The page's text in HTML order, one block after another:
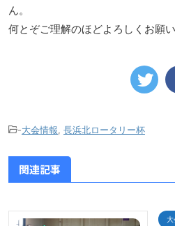
ん。
何とぞご理解のほどよろしくお願い
-大会情報 長浜北ロータリー杯
関連記事
大